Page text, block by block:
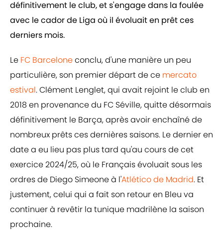
définitivement le club, et s'engage dans la foulée
avec le cador de Liga où il évoluait en prêt ces
derniers mois.
Le FC Barceloneconclu, d'une manière un peu
particulière, son premier départ de ce mercato
estival. Clément Lenglet, qui avait rejoint le club en
2018 en provenance du FC Séville, quitte désormais
définitivement le Barça, après avoir enchaîné de
nombreux prêts ces dernières saisons. Le dernier en
date a eu lieu pas plus tard qu'au cours de cet
exercice 2024/25, où le Français évoluait sous les
ordres de Diego Simeone à l'Atlético de Madrid. Et
justement, celui qui a fait son retour en Bleu va
continuer à revêtir la tunique madrilène la saison
prochaine.